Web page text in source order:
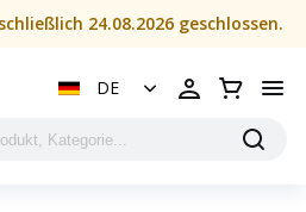
24.08.2026 geschlossen.
DE